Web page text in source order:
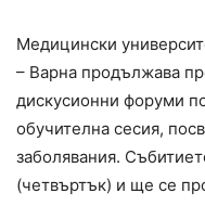
Медицински
– Варна продължава
дискусионни форуми
обучителна сесия,
заболявания.
(четвъртък) и ще се